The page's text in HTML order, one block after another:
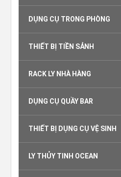
DỤNG CỤ TRONG PHÒNG
THIẾT BỊ TIỀN SẢNH
RACK LY NHÀ HÀNG
DỤNG CỤ QUẦY BAR
THIẾT BỊ DỤNG CỤ VỆ SINH
LY THỦY TINH OCEAN